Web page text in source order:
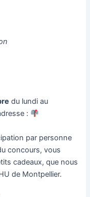
du lundi au
:
par personne
concours, vous
cadeaux, que nous
de Montpellier.